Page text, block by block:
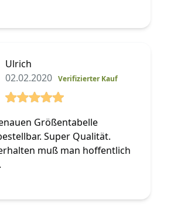
Ulrich
02.02.2020 Verifizierter Kauf
Größentabelle
Super Qualität.
muß man hoffentlich